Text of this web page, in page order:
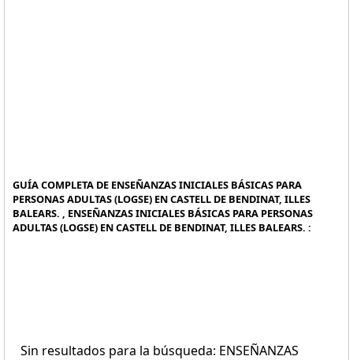
GUÍA COMPLETA DE ENSEÑANZAS INICIALES BÁSICAS PARA
PERSONAS ADULTAS (LOGSE) EN CASTELL DE BENDINAT, ILLES
BALEARS. , ENSEÑANZAS INICIALES BÁSICAS PARA PERSONAS
ADULTAS (LOGSE) EN CASTELL DE BENDINAT, ILLES BALEARS. :
Sin resultados para la búsqueda: ENSEÑANZAS